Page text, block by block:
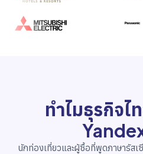
ทำไมธุรกิจไ
นักท่องเที่ยวและผู้ซื้อที่พูดภาษารัส